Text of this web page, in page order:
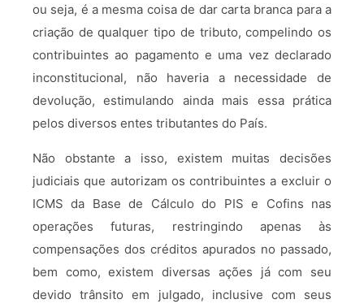
ou seja, é a mesma coisa de dar carta branca para a
criação de qualquer tipo de tributo, compelindo os
contribuintes ao pagamento e uma vez declarado
inconstitucional, não haveria a necessidade de
devolução, estimulando ainda mais essa prática
pelos diversos entes tributantes do País.
Não obstante a isso, existem muitas decisões
judiciais que autorizam os contribuintes a excluir o
ICMS da Base de Cálculo do PIS e Cofins nas
operações futuras, restringindo apenas às
compensações dos créditos apurados no passado,
bem como, existem diversas ações já com seu
devido trânsito em julgado, inclusive com seus